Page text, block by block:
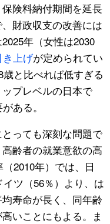
険料納付期間を延長
財政収支の改善には
年（女性は2030
上げが定められてい
と比べれば低すぎる
プレベルの日本で
ある。
っても深刻な問題で
齢者の就業意欲の高
2010年）では、日
ツ（56％）より、は
寿命が長く、同年齢
いことにもよる。ま